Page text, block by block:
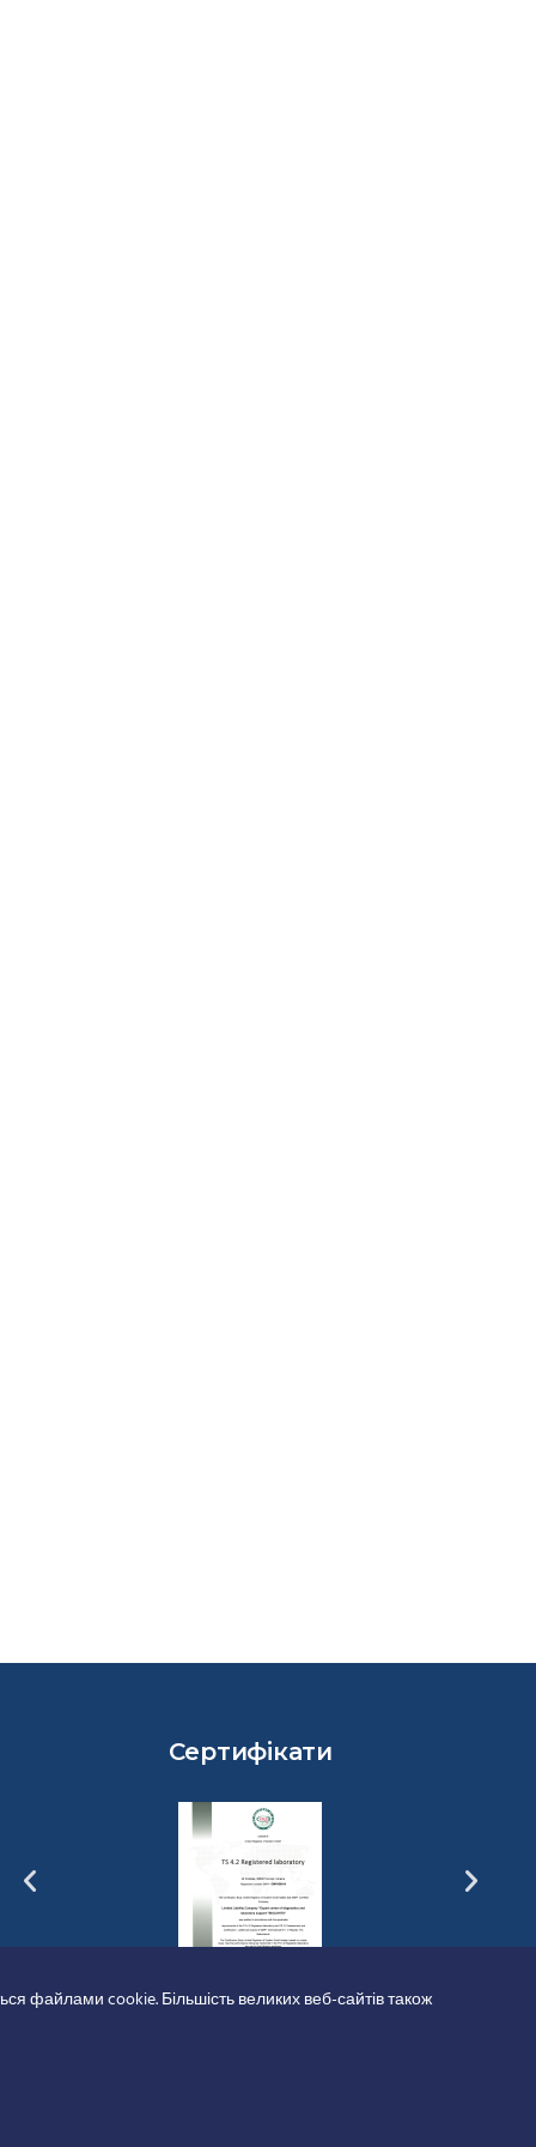
Сертифікати
файлами cookie. Більшість великих веб-сайтів також